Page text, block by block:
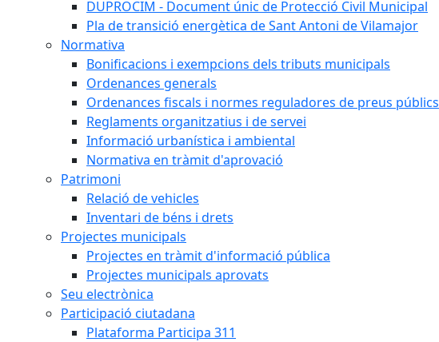
DUPROCIM - Document únic de Protecció Civil Municipal
Pla de transició energètica de Sant Antoni de Vilamajor
Normativa
Bonificacions i exempcions dels tributs municipals
Ordenances generals
Ordenances fiscals i normes reguladores de preus públics
Reglaments organitzatius i de servei
Informació urbanística i ambiental
Normativa en tràmit d'aprovació
Patrimoni
Relació de vehicles
Inventari de béns i drets
Projectes municipals
Projectes en tràmit d'informació pública
Projectes municipals aprovats
Seu electrònica
Participació ciutadana
Plataforma Participa 311